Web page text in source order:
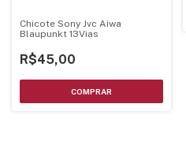
Chicote Sony Jvc Aiwa
Blaupunkt 13Vias
R$45,00